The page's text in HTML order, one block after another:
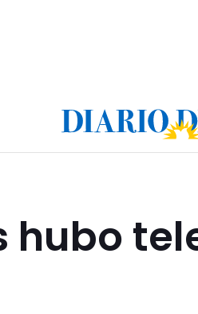
hubo